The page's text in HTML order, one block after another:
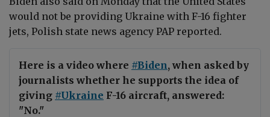
would not be providing Ukraine with F-16 fighter
jets, Polish state news agency PAP reported.
Here is a video where #Biden, when asked by
journalists whether he supports the idea of ​​
giving #Ukraine F-16 aircraft, answered:
"No."